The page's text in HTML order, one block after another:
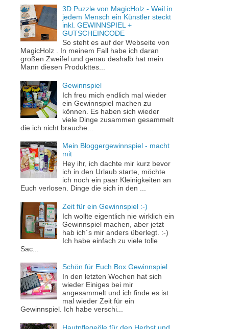
3D Puzzle von MagicHolz - Weil in
jedem Mensch ein Künstler steckt
inkl. GEWINNSPIEL +
GUTSCHEINCODE
So steht es auf der Webseite von
MagicHolz . In meinem Fall habe ich daran
großen Zweifel und genau deshalb hat mein
Mann diesen Produkttes...
Gewinnspiel
Ich freu mich endlich mal wieder
ein Gewinnspiel machen zu
können. Es haben sich wieder
viele Dinge zusammen gesammelt
die ich nicht brauche...
Mein Bloggergewinnspiel - macht
mit
Hey ihr, ich dachte mir kurz bevor
ich in den Urlaub starte, möchte
ich noch ein paar Kleinigkeiten an
Euch verlosen. Dinge die sich in den ...
Zeit für ein Gewinnspiel :-)
Ich wollte eigentlich nie wirklich ein
Gewinnspiel machen, aber jetzt
hab ich´s mir anders überlegt. :-)
Ich habe einfach zu viele tolle
Sac...
Schön für Euch Box Gewinnspiel
In den letzten Wochen hat sich
wieder Einiges bei mir
angesammelt und ich finde es ist
mal wieder Zeit für ein
Gewinnspiel. Ich habe verschi...
Hautpflegeöle für den Herbst und